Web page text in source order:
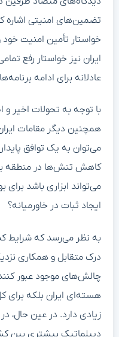
تضمین‌های امنیتی اشاره
خواستار تأمین امنیت
ایران نیز خواستار رفع
عادلانه برای ادامه
با توجه به تحولات اخیر و
همچنین دیگر مقامات
می‌توان به یک توافق
کاهش تنش‌ها در منطقه
می‌تواند ابزاری باشد برای
ایجاد ثبات در خاورمیانه؟
به نظر می‌رسد که شرایط
درک متقابل و همکاری
چالش‌های موجود عبور کنند.
هسته‌ای ایران بلکه
زیادی دارد. در عین حال،
دیپلماتیک بیشتری بین